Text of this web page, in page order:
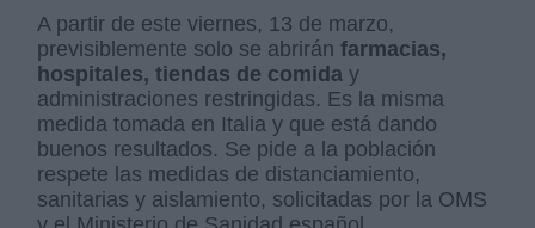
A partir de este viernes, 13 de marzo,
previsiblemente solo se abriránfarmacias,
hospitales, tiendas de comida y
administraciones restringidas. Es la misma
medida tomada en Italia y que está dando
buenos resultados. Se pide a la población
respete las medidas de distanciamiento,
sanitarias y aislamiento, solicitadas por la OMS